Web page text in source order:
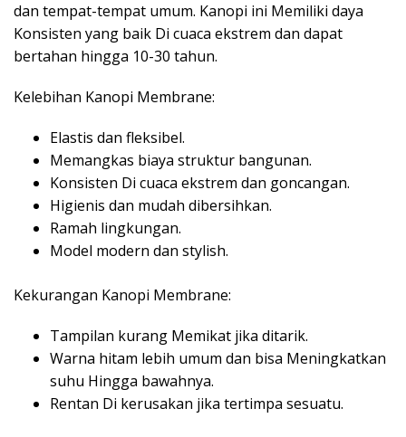
dan tempat-tempat umum. Kanopi ini Memiliki daya
Konsisten yang baik Di cuaca ekstrem dan dapat
bertahan hingga 10-30 tahun.
Kelebihan Kanopi Membrane:
Elastis dan fleksibel.
Memangkas biaya struktur bangunan.
Konsisten Di cuaca ekstrem dan goncangan.
Higienis dan mudah dibersihkan.
Ramah lingkungan.
Model modern dan stylish.
Kekurangan Kanopi Membrane:
Tampilan kurang Memikat jika ditarik.
Warna hitam lebih umum dan bisa Meningkatkan
suhu Hingga bawahnya.
Rentan Di kerusakan jika tertimpa sesuatu.